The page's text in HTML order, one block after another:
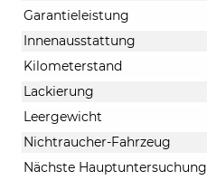
Garantieleistung
Innenausstattung
Kilometerstand
Lackierung
Leergewicht
Nichtraucher-Fahrzeug
Nächste Hauptuntersuchung